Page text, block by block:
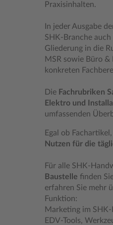
Praxisinhalten.
In jeder Ausgabe
SHK-Branche
Gliederung in die
MSR sowie Büro
konkreten
Die Fachrubriken
Elektro und
umfassenden
Egal ob
Nutzen für die
Für alle SHK-
Baustelle finden
erfahren Sie mehr
Funktion:
Marketing im
EDV-Tools,